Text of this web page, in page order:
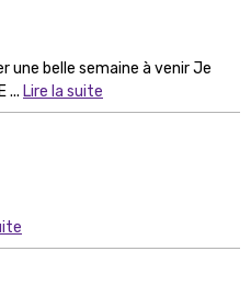
belle semaine à venir Je
... Lire la suite